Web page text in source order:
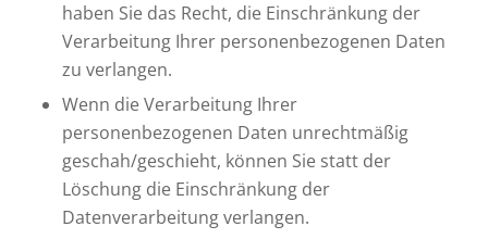
haben Sie das Recht, die Einschränkung der
Verarbeitung Ihrer personenbezogenen Daten
zu verlangen.
Wenn die Verarbeitung Ihrer
personenbezogenen Daten unrechtmäßig
geschah/geschieht, können Sie statt der
Löschung die Einschränkung der
Datenverarbeitung verlangen.